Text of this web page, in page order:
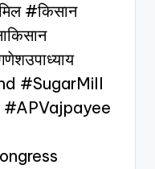
#किसान
#SugarMill